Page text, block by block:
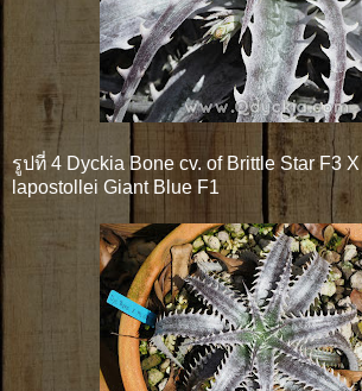
รูปที่ 4 Dyckia Bone cv. of Brittle Star F3
lapostollei Giant Blue F1